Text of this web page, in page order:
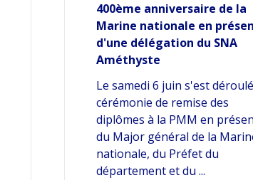
400ème anniversaire de la
Marine nationale en
d'une délégation du SNA
Améthyste
Le samedi 6 juin s'est
cérémonie de remise des
diplômes à la PMM en
du Major général de la
nationale, du Préfet du
département et du ...